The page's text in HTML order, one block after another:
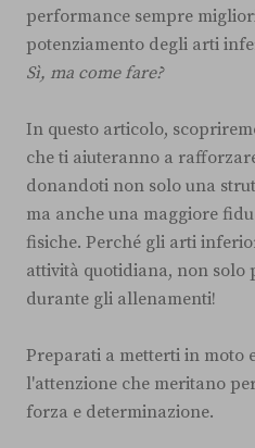
performance sempre
potenziamento degli arti
Sì, ma come fare?
In questo articolo,
che ti aiuteranno a
donandoti non solo una
ma anche una maggiore
fisiche. Perché gli arti
attività quotidiana, non solo
durante gli allenamenti!
Preparati a metterti in moto
l'attenzione che meritano
forza e determinazione.